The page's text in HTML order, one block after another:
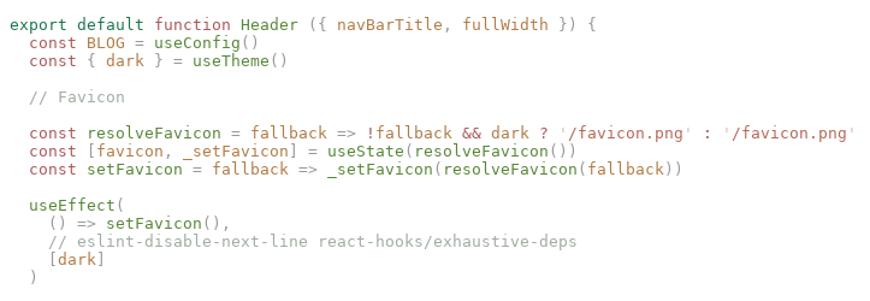
export default function Header ({ navBarTitle , fullWidth })
{
  const
BLOG = useConfig ()
  const
{ dark } = useTheme ()
  // Favicon
  const
resolveFavicon = fallback => ! fallback && dark ? ' /favicon.png ' : ' /favicon.png '
  const
favicon , _setFavicon = useState ( resolveFavicon ())
  const
setFavicon = fallback => _setFavicon ( resolveFavicon ( fallback ))
  useEffect
(
    ()
=> setFavicon (),
    // eslint-disable-next-line react-hooks/exhaustive-deps
dark
  )